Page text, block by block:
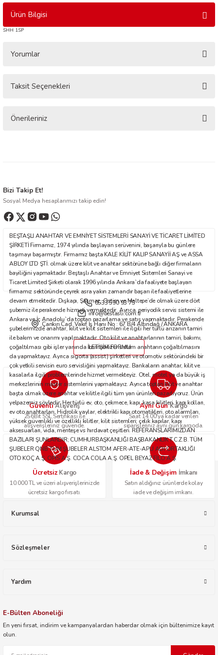
Ürün Bilgisi
SHH 1SP
Yorumlar
Bu ürüne ilk yorumu siz yapın!
Taksit Seçenekleri
Önerileriniz
Ürün resmi kalitesiz, bozuk veya görüntülenemiyor.
Ürün açıklamasında eksik bilgiler bulunuyor.
Ürün bilgilerinde hatalar bulunuyor.
Bu ürüne benzer farklı alternatifler olmalı.
Gönder
Bizi Takip Et!
Sosyal Medya hesaplarımızı takip edin!
BEŞTAŞLI ANAHTAR VE EMNİYET SİSTEMLERİ SANAYİ VE TİCARET LİMİTED
ŞİRKETİ Firmamız, 1974 yılında başlayan serüvenini, başarıyla bu günlere
taşımayı başarmıştır. Firmamız başta KALE KİLİT KALIP SANAYİİ AŞ ve ASSA
ABLOY LTD ŞTİ. olmak üzere kilit ve anahtar sektörüne bağlı diğer firmaların
bayiliğini yapmaktadır. Beştaşlı Anahtar ve Emniyet Sistemleri Sanayi ve
Ticaret Limited Şirketi olarak 1996 yılında Ankara`da faaliyete başlayan
firmamız sektöründe çeyrek asra yakın zamandır başarı ile faaliyetlerine
devam etmektedir. Dışkapı, Şaşmaz, Ostim ve Maltepe’de olmak üzere dört
şubemiz ile perakende hizmeti vermektedir. Ayrıca, periyodik servis sistemi ile
Ankara ve İç Anadolu`da toptan pazarlama ve satış yapmaktadır. Perakende
şubelerimizde anahtar, kilit ve kilit sistemleri ile ilgili her türlü arızanın tamiri
ile bakım ve onarımı yapılmaktadır. Oto kilit ve anahtarlarının tamiri, bakımı,
çoğaltılması gibi işler yanında immobilizer sistem anahtarın çoğaltılmasını
da yapmaktayız. Ayrıca sigorta (assist) şirketleri ve otomotiv sektöründeki bir
çok yetkili servisin euro servisliğini yapmaktayız. Bankaların anahtar, kilit ve
kasalarla ilgili problemlerinde hizmet vermekteyiz. Otel, motel ya da büyük iş
merkezlerinin master sistemlerini yapmaktayız. Ayrıca toptan kilit ve anahtar
başta olmak üzere anahtar ve kilitle ilgili tüm yan ürünleri pazarlıyoruz. Ürün
yelpazemiz şöyledir: Her türlü ev, oto, çekmece, kapı, kasa kilitleri, kapı kolları,
ev oto anahtarları. Hidrolik yaylar, elektrikli kapı otomatikleri, oto alarmları,
yüksek güvenlikli ve özellikli kilitler, kilit sistemleri; çelik kapılar, kapı
aksesuarları, vida, menteşe vs hırdavat çeşitleri. REFERANSLARIMIZDAN
BAZILARI ŞUNLARDIR; CUMHURBAŞKANLIĞI BAŞBAKANLIK T.C.Z.B. TÜM
ŞUBELER QNB TÜM ŞUBELER ALSTOM AFER-ATE-APU ADİ ORTAKLIĞI
OTO KOÇ A.Ş. OPİS A.Ş. COCA COLA A.Ş. OPEL BEYAZ FİLO A.Ş.
0533 590 93 75
info@bestasli.com.tr
Çankırı Cad. Vakıf İş Hanı No : 67 B/4 Altındağ / ANKARA
İLETİŞİM FORMU
GüvenliAlışveriş
256Bit SSL Sertifikası ile
alışverişleriniz güvende.
Aynı GünKargo
Saat 14.00'ya kadar verilen
siparişleriniz aynı gün kargoda.
Ücretsiz Kargo
10.000 TL ve üzeri alışverişlerinizde
ücretsiz kargo fırsatı.
İade & Değişim İmkanı
Satın aldığınız ürünlerde kolay
iade ve değişim imkanı.
Kurumsal
Sözleşmeler
Yardım
E-Bülten Aboneliği
En yeni fırsat, indirim ve kampanyalardan haberdar olmak için bültenimize kayıt
olun.